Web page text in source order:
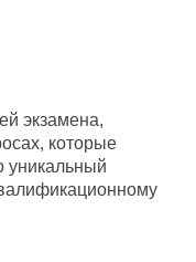
экзамена,
которые
уникальный